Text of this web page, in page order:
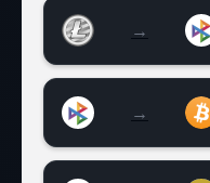
→
Litecoin (LTC)
→
CБП RUB на